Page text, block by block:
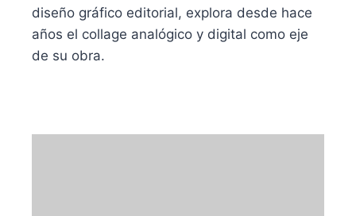
diseño gráfico editorial, explora desde hace
años el collage analógico y digital como eje
de su obra.